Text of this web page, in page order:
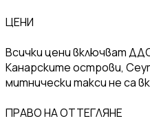
ЦЕНИ
Всички цени включват
Канарските острови,
митнически такси не са
ПРАВО НА ОТТЕГЛЯНЕ